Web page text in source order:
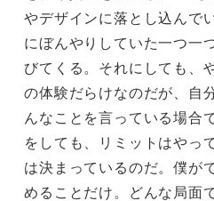
やデザインに落とし込んで
にぼんやりしていた一つ一
びてくる。それにしても、
の体験だらけなのだが、自
んなことを言っている場合
をしても、リミットはやっ
は決まっているのだ。僕が
めることだけ。どんな局面